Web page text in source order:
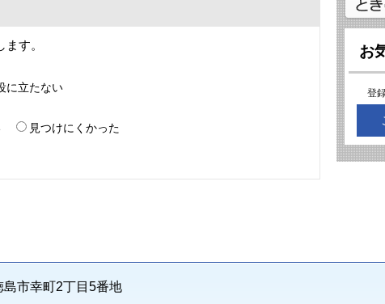
す。
に立たない
見つけにくかった
お
登
市幸町2丁目5番地